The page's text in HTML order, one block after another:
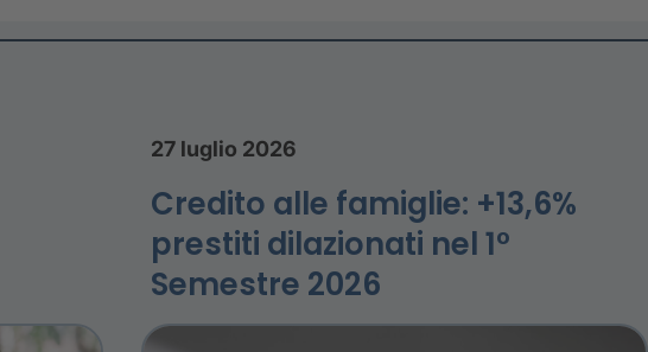
27 luglio 2026
Credito alle famiglie: +13,6%
prestiti dilazionati nel 1°
Semestre 2026